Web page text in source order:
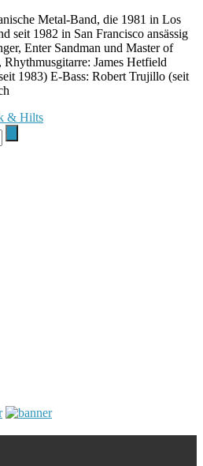
Metal-Band, die 1981 in Los
seit 1982 in San Francisco ansässig
Enter Sandman und Master of
Rhythmusgitarre: James Hetfield
1983) E-Bass: Robert Trujillo (seit
& Hilts